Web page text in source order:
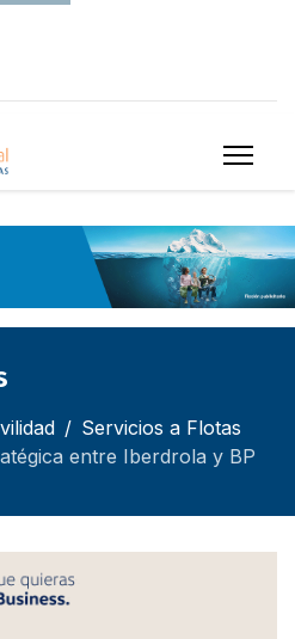
Servicios a Flotas
entre Iberdrola y BP